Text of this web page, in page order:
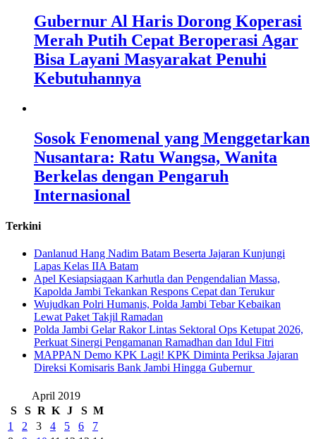
Gubernur Al Haris Dorong Koperasi
Merah Putih Cepat Beroperasi Agar
Bisa Layani Masyarakat Penuhi
Kebutuhannya
Sosok Fenomenal yang Menggetarkan
Nusantara: Ratu Wangsa, Wanita
Berkelas dengan Pengaruh
Internasional
Terkini
Danlanud Hang Nadim Batam Beserta Jajaran Kunjungi
Lapas Kelas IIA Batam
Apel Kesiapsiagaan Karhutla dan Pengendalian Massa,
Kapolda Jambi Tekankan Respons Cepat dan Terukur
Wujudkan Polri Humanis, Polda Jambi Tebar Kebaikan
Lewat Paket Takjil Ramadan
Polda Jambi Gelar Rakor Lintas Sektoral Ops Ketupat 2026,
Perkuat Sinergi Pengamanan Ramadhan dan Idul Fitri
‎MAPPAN Demo KPK Lagi! KPK Diminta Periksa Jajaran
Direksi Komisaris Bank Jambi Hingga Gubernur ‎
April 2019
S
S R K J S M
1
2 3 4 5 6
7